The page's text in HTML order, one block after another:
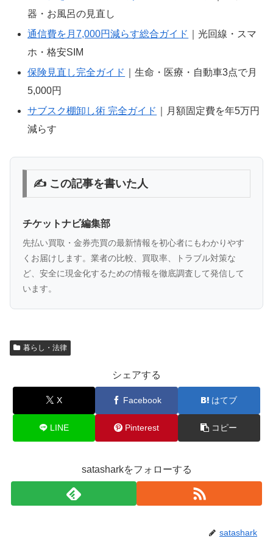
器・お風呂の見直し
通信費を月7,000円減らす総合ガイド
｜光回線・スマ
ホ・格安SIM
保険見直し完全ガイド
｜生命・医療・自動車3点で月
5,000円
サブスク棚卸し術 完全ガイド
｜月額固定費を年5万円
減らす
✍️ この記事を書いた人
チケットナビ編集部
先払い買取・金券売買の最新情報を初心者にもわかりやす
くお届けします。業者の比較、買取率、トラブル対策な
ど、安全に現金化するための情報を徹底調査して発信して
います。
暮らし・法律
シェアする
X Facebook はてブ
LINE Pinterest コピー
satasharkをフォローする
satashark